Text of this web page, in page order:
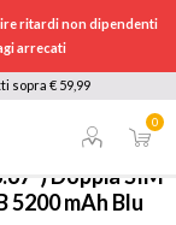
ritardi non dipendenti
arrecati
sopra € 59,99
0
Doppia SIM
5200 mAh Blu